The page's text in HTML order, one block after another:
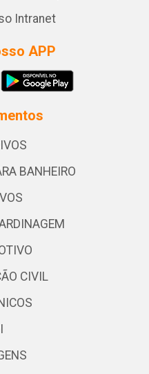
Intranet
APP
BANHEIRO
CIVIL